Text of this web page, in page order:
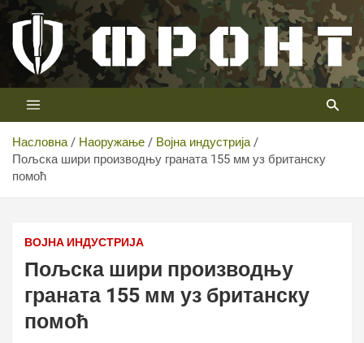
Скип
цонтент
Телевизија ФРОНТ
Први војни канал у Србији
Насловна Наоружање
Војна индустрија
Пољска шири производњу граната 155 мм уз британску
помоћ
ВОЈНА ИНДУСТРИЈА
Пољска шири производњу
граната 155 мм уз британску
помоћ